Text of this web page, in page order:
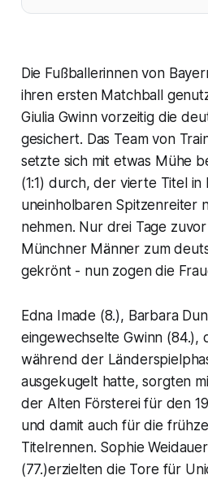
Die Fußballerinnen von
ihren ersten Matchball
Giulia Gwinn vorzeitig die
gesichert. Das Team von
setzte sich mit etwas Mühe
(1:1) durch, der vierte Titel in
uneinholbaren Spitzenreiter
nehmen. Nur drei Tage
Münchner Männer zum
gekrönt - nun zogen die
Edna Imade (8.), Barbara
eingewechselte Gwinn (84.),
während der
ausgekugelt hatte, sorgten
der Alten Försterei für den
und damit auch für die
Titelrennen. Sophie
(77.)erzielten die Tore für